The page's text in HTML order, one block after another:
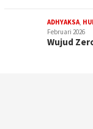
ADHYAKSA,
Februari 2026
Wujud